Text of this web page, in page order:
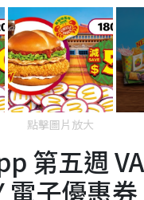
點擊圖片放大
第五週
電子優惠券